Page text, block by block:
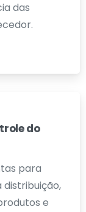
das
do
para
distribuição,
e